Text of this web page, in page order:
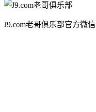
J9.com老哥俱乐部官方微信